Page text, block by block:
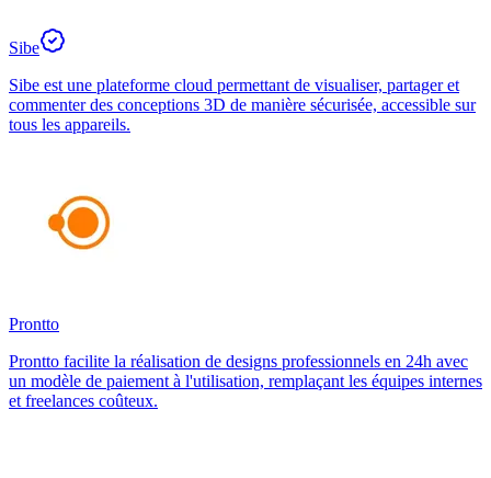
Sibe
Sibe est une plateforme cloud permettant de visualiser, partager et
commenter des conceptions 3D de manière sécurisée, accessible sur
tous les appareils.
Prontto
Prontto facilite la réalisation de designs professionnels en 24h avec
un modèle de paiement à l'utilisation, remplaçant les équipes internes
et freelances coûteux.